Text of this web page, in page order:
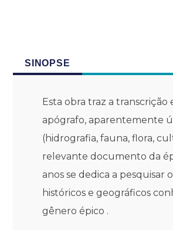
SINOPSE
Esta obra traz a
apógrafo, aparentemente
(hidrografia, fauna, flora,
relevante documento da
anos se dedica a pesquisar
históricos e geográficos
gênero épico .